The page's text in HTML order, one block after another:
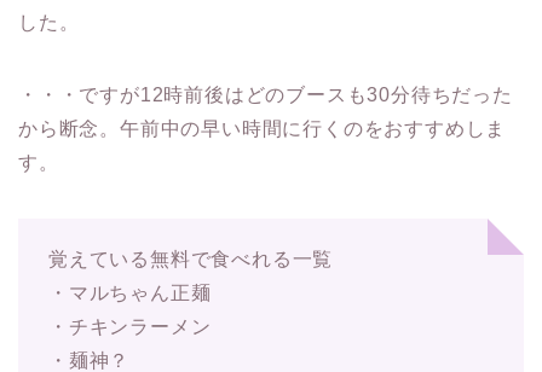
した。
・・・ですが12時前後はどのブースも30分待ちだった
から断念。午前中の早い時間に行くのをおすすめしま
す。
覚えている無料で食べれる一覧
・マルちゃん正麺
・チキンラーメン
・麺神？